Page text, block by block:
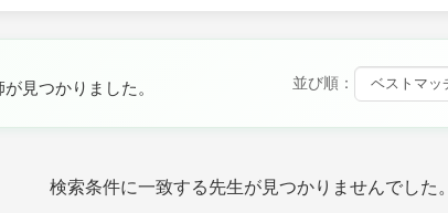
見つかりました。 並び順：
検索条件に一致する先生が見つかりませんでした。